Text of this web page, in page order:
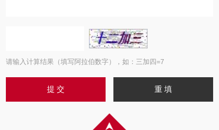
请输入计算结果（填写阿拉伯数字），如：三加四=7